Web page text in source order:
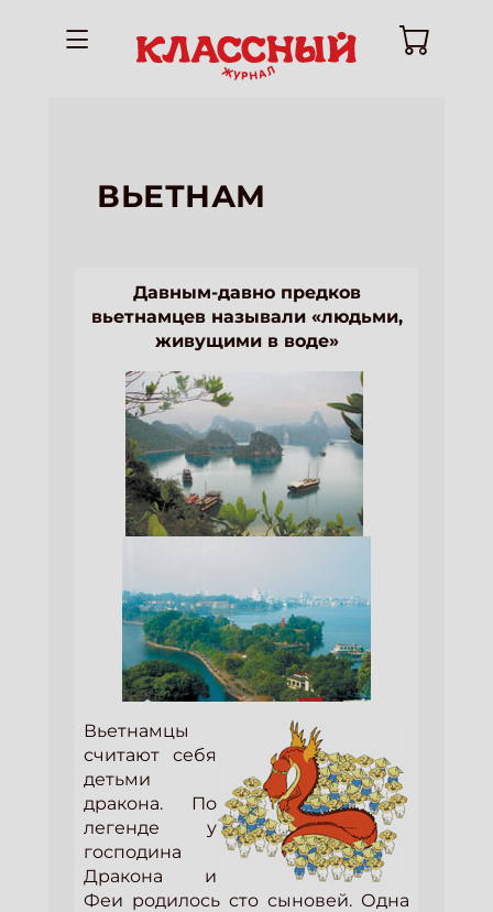
ВЬЕТНАМ
Давным-давно предков
вьетнамцев называли «людьми,
живущими в воде»
Вьетнамцы
считают себя
детьми
дракона. По
легенде у
господина
Дракона и
Феи родилось сто сыновей. Одна